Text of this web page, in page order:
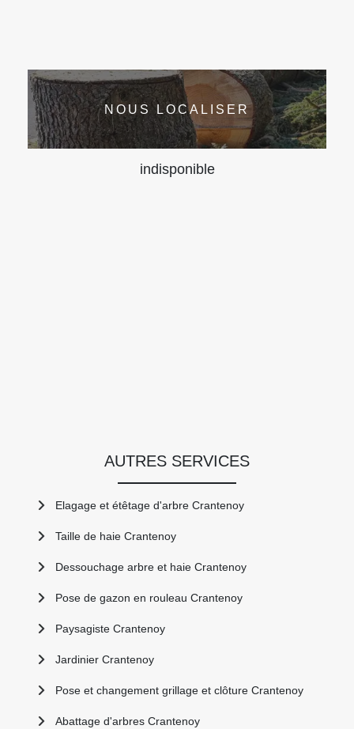
NOUS LOCALISER
indisponible
AUTRES SERVICES
Elagage et étêtage d'arbre Crantenoy
Taille de haie Crantenoy
Dessouchage arbre et haie Crantenoy
Pose de gazon en rouleau Crantenoy
Paysagiste Crantenoy
Jardinier Crantenoy
Pose et changement grillage et clôture Crantenoy
Abattage d'arbres Crantenoy